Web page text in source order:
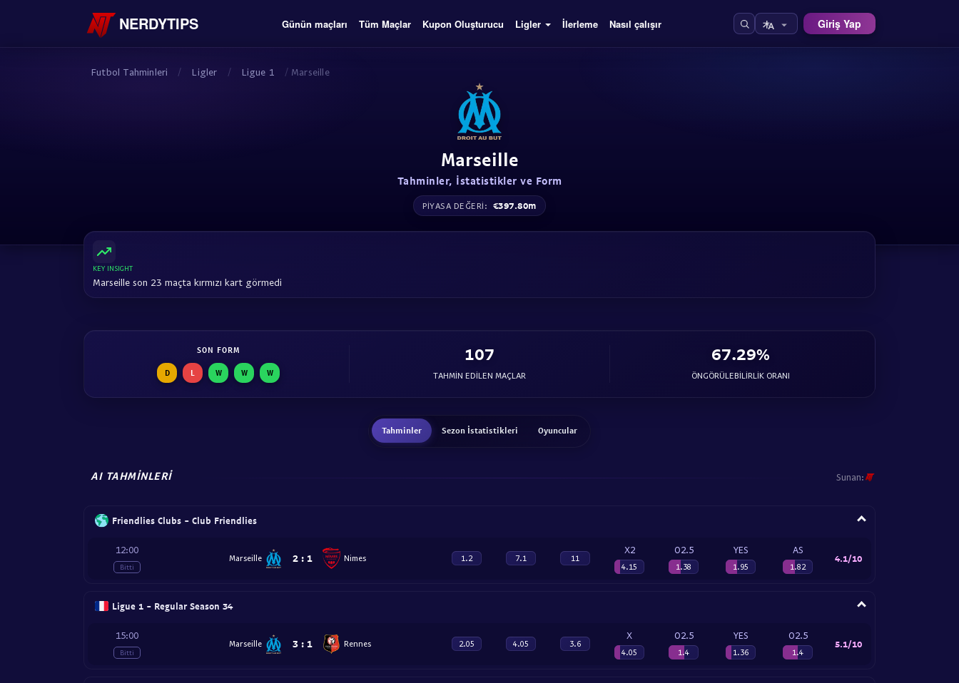
NERDYTIPS Günün maçları Tüm Maçlar Kupon Oluşturucu Ligler İlerleme Nasıl çalışır Giriş Yap
Futbol Tahminleri / Ligler / Ligue 1 / Marseille
Marseille
Tahminler, İstatistikler ve Form
PIYASA DEĞERI: €397.80m
KEY INSIGHT
Marseille son 23 maçta kırmızı kart görmedi
SON FORM
D L W W W
107
TAHMIN EDILEN MAÇLAR
67.29%
ÖNGÖRÜLEBILIRLIK ORANI
Tahminler Sezon İstatistikleri Oyuncular
AI TAHMINLERI Sunan:
Friendlies Clubs - Club Friendlies
12:00
Bitti
Marseille 2 : 1 Nimes 1.2 7.1 11
X2
4.15
O2.5
1.38
YES
1.95
AS
1.82
4.1/10
Ligue 1 - Regular Season 34
15:00
Bitti
Marseille 3 : 1 Rennes 2.05 4.05 3.6
X
4.05
O2.5
1.4
YES
1.36
O2.5
1.4
5.1/10